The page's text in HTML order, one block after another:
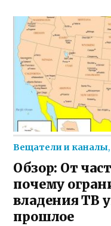
Вещатели и каналы,
Обзор: От
почему
владения ТВ
прошлое